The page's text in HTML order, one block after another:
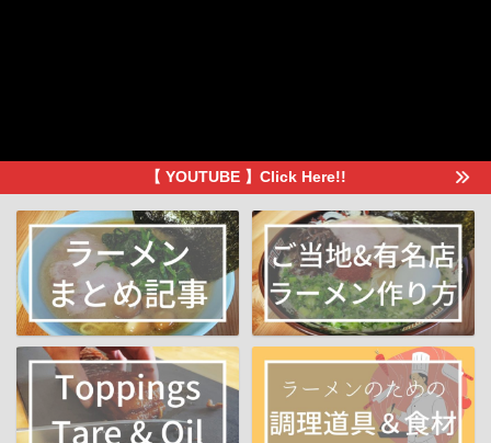
【 YOUTUBE 】Click Here!!